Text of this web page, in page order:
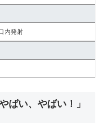
内発射
ばい、やばい！」